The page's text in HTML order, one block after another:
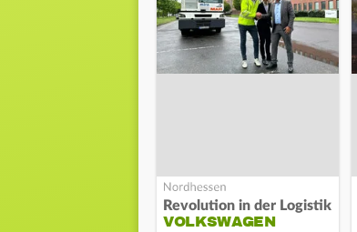
Revolution in der Logistik
VOLKSWAGEN